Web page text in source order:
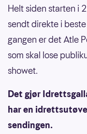
Helt siden starten i
sendt direkte i
gangen er det Atle
som skal lose
showet.
Det gjør
har en
sendingen.